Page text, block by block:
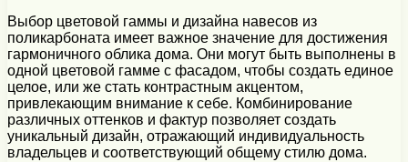
Выбор цветовой гаммы и дизайна навесов из
поликарбоната имеет важное значение для достижения
гармоничного облика дома. Они могут быть выполнены в
одной цветовой гамме с фасадом, чтобы создать единое
целое, или же стать контрастным акцентом,
привлекающим внимание к себе. Комбинирование
различных оттенков и фактур позволяет создать
уникальный дизайн, отражающий индивидуальность
владельцев и соответствующий общему стилю дома.